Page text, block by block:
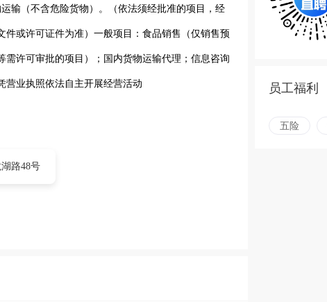
输（不含危险货物）。（依法须经批准的项目，经
或许可证件为准）一般项目：食品销售（仅销售预
许可审批的项目）；国内货物运输代理；信息咨询
营业执照依法自主开展经营活动
路48号
员工福利
五险